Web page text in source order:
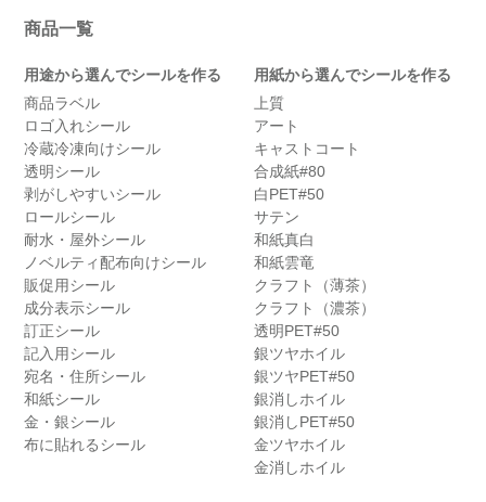
商品一覧
用途から選んでシールを作る
商品ラベル
ロゴ入れシール
冷蔵冷凍向けシール
透明シール
剥がしやすいシール
ロールシール
耐水・屋外シール
ノベルティ配布向けシール
販促用シール
成分表示シール
訂正シール
記入用シール
宛名・住所シール
和紙シール
金・銀シール
布に貼れるシール
用紙から選んでシールを作る
上質
アート
キャストコート
合成紙#80
白PET#50
サテン
和紙真白
和紙雲竜
クラフト（薄茶）
クラフト（濃茶）
透明PET#50
銀ツヤホイル
銀ツヤPET#50
銀消しホイル
銀消しPET#50
金ツヤホイル
金消しホイル